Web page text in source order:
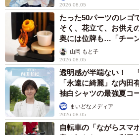
2026.08.05
たった50パーツのレ
そく、花立て、お供え
奥には位牌も…「チー
う」山岡 もと子
2026.08.05
透明感が半端ない！
「永遠に綺麗」な内
袖白シャツの最強夏コ
まいどなメディア
2026.08.05
自転車の「ながらスマ